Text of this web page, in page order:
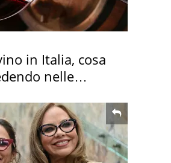
in Italia, cosa
nelle